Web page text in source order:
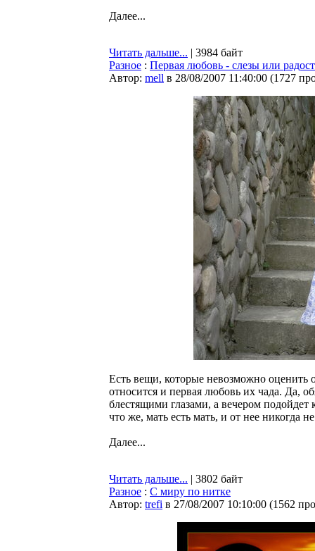
Далее...
Читать дальше... | 3984 байт
Разное : Первая любовь - слезы или
Автор: mell в 28/08/2007 11:40:00 (1727
Есть вещи, которые невозможно оценить
относится и первая любовь их чада. Да,
блестящими глазами, а вечером
что же, мать есть мать, и от нее никогда
Далее...
Читать дальше... | 3802 байт
Разное : C миру по нитке
Автор: trefi в 27/08/2007 10:10:00 (1562